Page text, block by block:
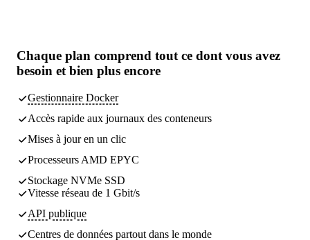
Chaque plan comprend tout ce dont vous avez
besoin et bien plus encore
Gestionnaire Docker
Accès rapide aux journaux des conteneurs
Mises à jour en un clic
Processeurs AMD EPYC
Stockage NVMe SSD
Vitesse réseau de 1 Gbit/s
API publique
Centres de données partout dans le monde